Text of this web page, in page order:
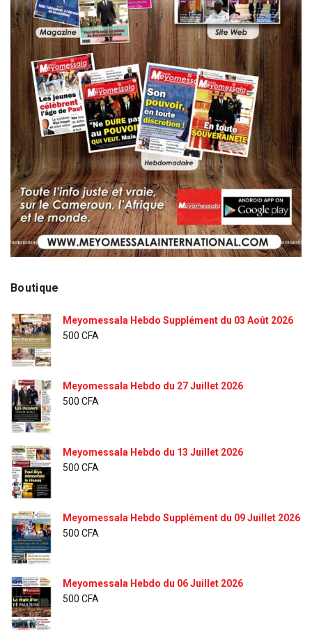
Boutique
Meyomessala Hebdo Supplément du 03 Août 2026
500 CFA
Meyomessala Hebdo du 27 Juillet 2026
500 CFA
Meyomessala Hebdo du 13 Juillet 2026
500 CFA
Meyomessala Hebdo Supplément du 09 Juillet 2026
500 CFA
Meyomessala Hebdo du 06 Juillet 2026
500 CFA